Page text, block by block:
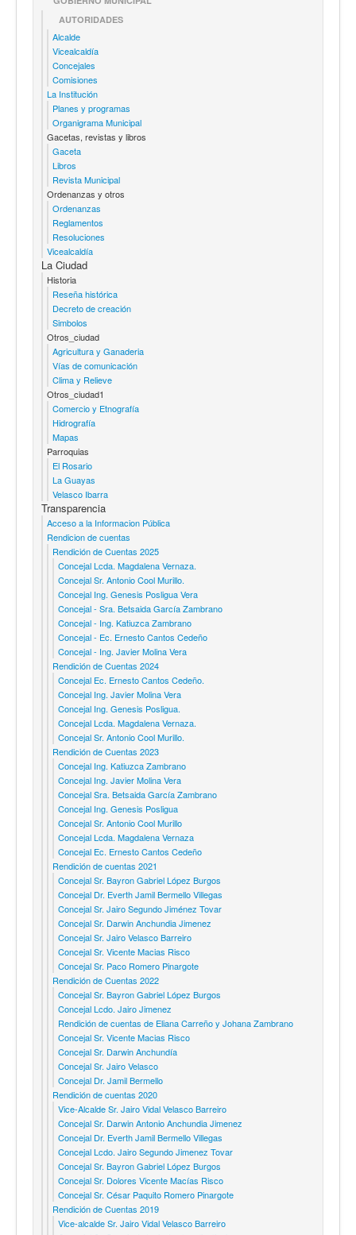
AUTORIDADES
Alcalde
Vicealcaldía
Concejales
Comisiones
La Institución
Planes y programas
Organigrama Municipal
Gacetas, revistas y libros
Gaceta
Libros
Revista Municipal
Ordenanzas y otros
Ordenanzas
Reglamentos
Resoluciones
Vicealcaldía
La Ciudad
Historia
Reseña histórica
Decreto de creación
Simbolos
Otros_ciudad
Agricultura y Ganaderia
Vías de comunicación
Clima y Relieve
Otros_ciudad1
Comercio y Etnografía
Hidrografía
Mapas
Parroquias
El Rosario
La Guayas
Velasco Ibarra
Transparencia
Acceso a la Informacion Pública
Rendicion de cuentas
Rendición de Cuentas 2025
Concejal Lcda. Magdalena Vernaza.
Concejal Sr. Antonio Cool Murillo.
Concejal Ing. Genesis Posligua Vera
Concejal - Sra. Betsaida García Zambrano
Concejal - Ing. Katiuzca Zambrano
Concejal - Ec. Ernesto Cantos Cedeño
Concejal - Ing. Javier Molina Vera
Rendición de Cuentas 2024
Concejal Ec. Ernesto Cantos Cedeño.
Concejal Ing. Javier Molina Vera
Concejal Ing. Genesis Posligua.
Concejal Lcda. Magdalena Vernaza.
Concejal Sr. Antonio Cool Murillo.
Rendición de Cuentas 2023
Concejal Ing. Katiuzca Zambrano
Concejal Ing. Javier Molina Vera
Concejal Sra. Betsaida García Zambrano
Concejal Ing. Genesis Posligua
Concejal Sr. Antonio Cool Murillo
Concejal Lcda. Magdalena Vernaza
Concejal Ec. Ernesto Cantos Cedeño
Rendición de cuentas 2021
Concejal Sr. Bayron Gabriel López Burgos
Concejal Dr. Everth Jamil Bermello Villegas
Concejal Sr. Jairo Segundo Jiménez Tovar
Concejal Sr. Darwin Anchundia Jimenez
Concejal Sr. Jairo Velasco Barreiro
Concejal Sr. Vicente Macias Risco
Concejal Sr. Paco Romero Pinargote
Rendición de Cuentas 2022
Concejal Sr. Bayron Gabriel López Burgos
Concejal Lcdo. Jairo Jimenez
Rendición de cuentas de Eliana Carreño y Johana Zambrano
Concejal Sr. Vicente Macias Risco
Concejal Sr. Darwin Anchundía
Concejal Sr. Jairo Velasco
Concejal Dr. Jamil Bermello
Rendición de cuentas 2020
Vice-Alcalde Sr. Jairo Vidal Velasco Barreiro
Concejal Sr. Darwin Antonio Anchundia Jimenez
Concejal Dr. Everth Jamil Bermello Villegas
Concejal Lcdo. Jairo Segundo Jimenez Tovar
Concejal Sr. Bayron Gabriel López Burgos
Concejal Sr. Dolores Vicente Macías Risco
Concejal Sr. César Paquito Romero Pinargote
Rendición de Cuentas 2019
Vice-alcalde Sr. Jairo Vidal Velasco Barreiro